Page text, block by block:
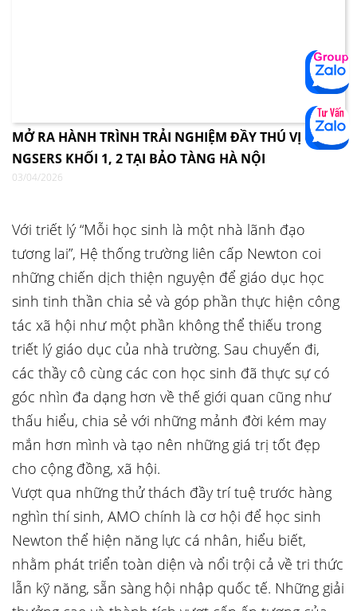
MỞ RA HÀNH TRÌNH TRẢI NGHIỆM ĐẦY THÚ VỊ CÙNG
NGSERS KHỐI 1, 2 TẠI BẢO TÀNG HÀ NỘI
03/04/2026
Với triết lý “Mỗi học sinh là một nhà lãnh đạo
tương lai”, Hệ thống trường liên cấp Newton coi
những chiến dịch thiện nguyện để giáo dục học
sinh tinh thần chia sẻ và góp phần thực hiện công
tác xã hội như một phần không thể thiếu trong
triết lý giáo dục của nhà trường. Sau chuyến đi,
các thầy cô cùng các con học sinh đã thực sự có
góc nhìn đa dạng hơn về thế giới quan cũng như
thấu hiểu, chia sẻ với những mảnh đời kém may
mắn hơn mình và tạo nên những giá trị tốt đẹp
cho cộng đồng, xã hội.
Vượt qua những thử thách đầy trí tuệ trước hàng
nghìn thí sinh, AMO chính là cơ hội để học sinh
Newton thể hiện năng lực cá nhân, hiểu biết,
nhằm phát triển toàn diện và nổi trội cả về tri thức
lẫn kỹ năng, sẵn sàng hội nhập quốc tế. Những giải